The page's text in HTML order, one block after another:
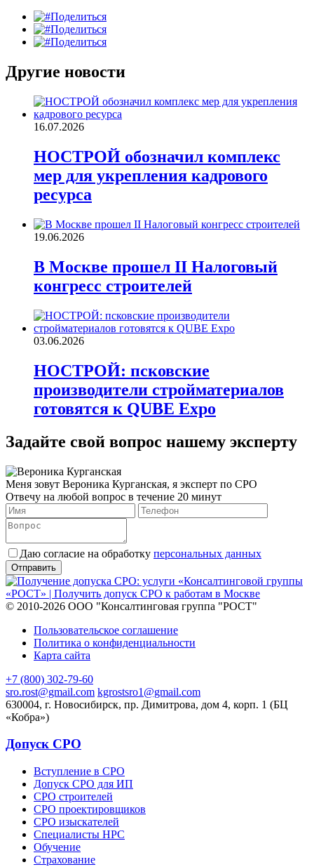
Поделиться
Поделиться
Поделиться
Другие новости
16.07.2026
НОСТРОЙ обозначил комплекс
мер для укрепления кадрового
ресурса
19.06.2026
В Москве прошел II Налоговый
конгресс строителей
03.06.2026
НОСТРОЙ: псковские
производители стройматериалов
готовятся к QUBE Expo
Задайте свой вопрос нашему эксперту
Меня зовут Вероника Курганская, я эксперт по СРО
Отвечу на любой вопрос в течение 20 минут
Даю согласие на обработку персональных данных
© 2010-2026 ООО "Консалтинговая группа "РОСТ"
Пользовательское соглашение
Политика о конфиденциальности
Карта сайта
+7 (800) 302-79-60
sro.rost@gmail.com kgrostsro1@gmail.com
630004, г. Новосибирск, пр. Димитрова, дом 4, корп. 1 (БЦ
«Кобра»)
Допуск СРО
Вступление в СРО
Допуск СРО для ИП
СРО строителей
СРО проектировщиков
СРО изыскателей
Специалисты НРС
Обучение
Страхование